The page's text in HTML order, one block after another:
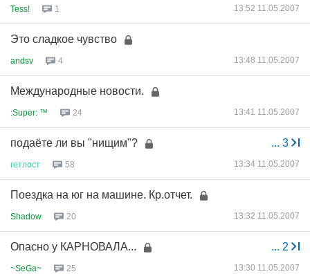
Tess! 1 13:52 11.05.2007
Это сладкое чувство
andsv 4 13:48 11.05.2007
Международные новости.
:Super: ™ 24 13:41 11.05.2007
... 3
подаёте ли вы "нищим"?
гетлост 58 13:34 11.05.2007
Поездка на юг на машине. Кр.отчет.
Shadow 20 13:32 11.05.2007
... 2
Опасно у КАРНОВАЛА...
~SeGa~ 25 13:30 11.05.2007